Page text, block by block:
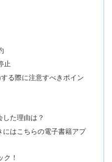
止
る際に注意すべきポイン
た理由は？
はこちらの電子書籍アプ
ク！